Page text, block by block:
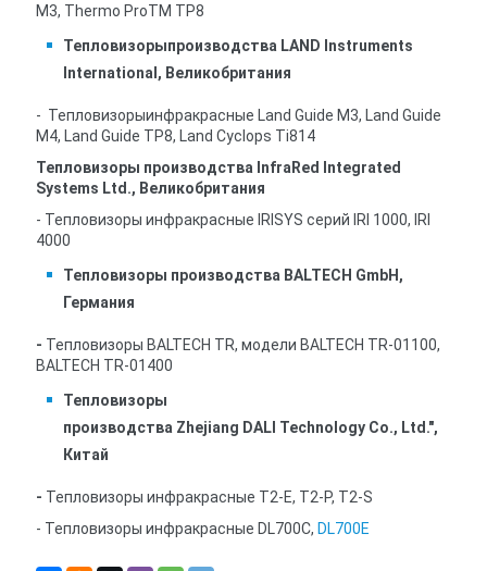
M3, Thermo ProTM TP8
Тепловизорыпроизводства LAND Instruments
International, Великобритания
- Тепловизорыинфракрасные Land Guide M3, Land Guide
M4, Land Guide TP8, Land Cyclops Ti814
Тепловизоры производства InfraRed Integrated
Systems Ltd., Великобритания
- Тепловизоры инфракрасные IRISYS серий IRI 1000, IRI
4000
Тепловизоры производства BALTECH GmbH,
Германия
- Тепловизоры BALTECH TR, модели BALTECH TR-01100,
BALTECH TR-01400
Тепловизоры
производства Zhejiang DALI Technology Co., Ltd .",
Китай
- Тепловизоры инфракрасные T2-E, T2-P, T2-S
- Тепловизоры инфракрасные DL700C, DL700E